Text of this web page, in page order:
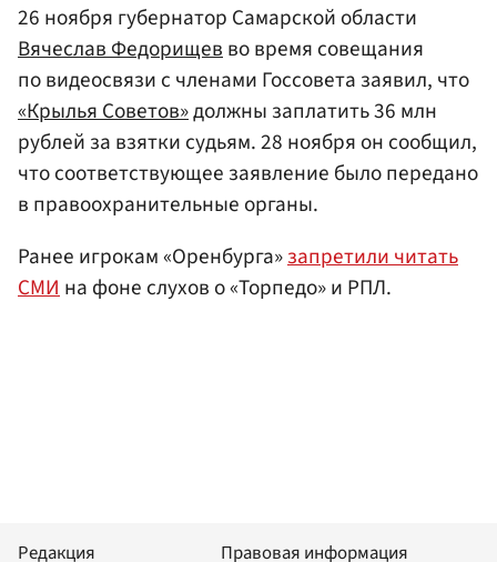
26 ноября губернатор Самарской области
Вячеслав Федорищевво время совещания
по видеосвязи с членами Госсовета заявил, что
«Крылья Советов»должны заплатить 36 млн
рублей за взятки судьям. 28 ноября он сообщил,
что соответствующее заявление было передано
в правоохранительные органы.
Ранее игрокам «Оренбурга»запретили читать
СМИна фоне слухов о «Торпедо» и РПЛ.
Редакция
Правовая информация